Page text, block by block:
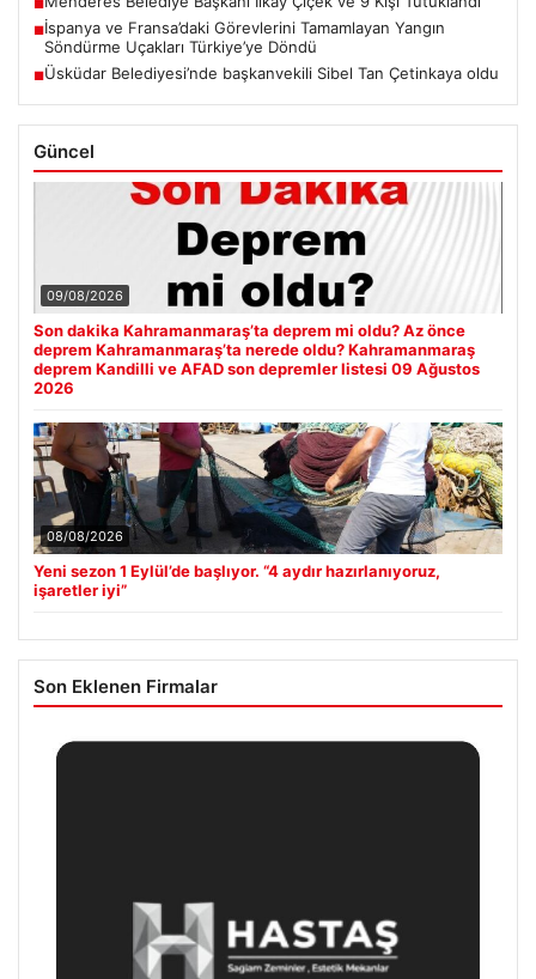
■
■İspanya ve Fransa’daki Görevlerini Tamamlayan Yangın
Söndürme Uçakları Türkiye’ye Döndü
■Üsküdar Belediyesi’nde başkanvekili Sibel Tan Çetinkaya oldu
Güncel
09/08/2026
Son dakika Kahramanmaraş’ta deprem mi oldu? Az önce
deprem Kahramanmaraş’ta nerede oldu? Kahramanmaraş
deprem Kandilli ve AFAD son depremler listesi 09 Ağustos
2026
08/08/2026
Yeni sezon 1 Eylül’de başlıyor. “4 aydır hazırlanıyoruz,
işaretler iyi”
Son Eklenen Firmalar